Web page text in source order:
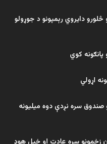
دایروي رېمپونو د جوړولو
اړولي
سره نږدې دوه میلیونه